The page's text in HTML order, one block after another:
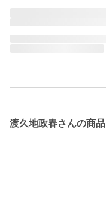
渡久地政春さんの商品